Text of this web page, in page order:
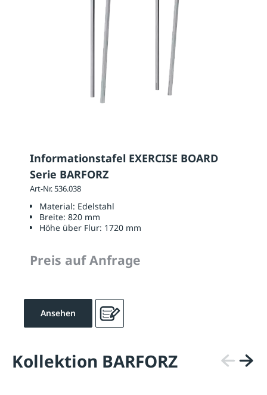
Informationstafel EXERCISE BOARD
Serie BARFORZ
Art-Nr. 536.038
Material: Edelstahl
Breite: 820 mm
Höhe über Flur: 1720 mm
Preis auf Anfrage
Ansehen
Kollektion BARFORZ